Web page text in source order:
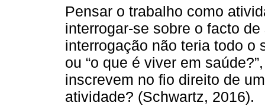
Pensar o trabalho como
interrogar-se sobre o facto
interrogação não teria todo o
ou “o que é viver em
inscrevem no fio direito de
atividade? (Schwartz, 2016).